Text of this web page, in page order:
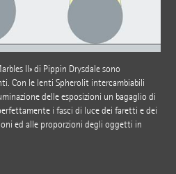
II» di Pippin Drysdale sono
Con le lenti Spherolit intercambiabili
delle esposizioni un bagaglio di
i fasci di luce dei faretti e dei
ed alle proporzioni degli oggetti in